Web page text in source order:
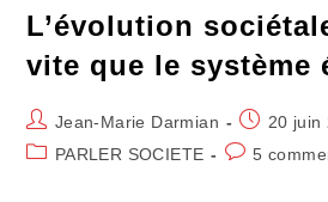
L’évolution
vite que le système
Auteur/autrice
de
Jean-Marie Darmian
Publication
publiée :
20 juin
PostPARLER SOCIETE 5